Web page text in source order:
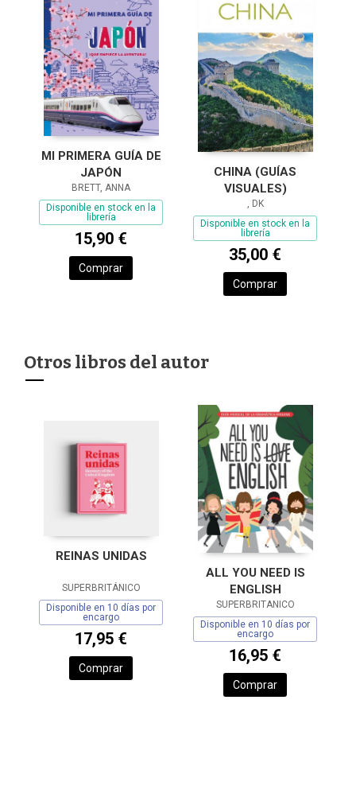
MI PRIMERA GUÍA DE
JAPÓN
BRETT, ANNA
Disponible en stock en la
librería
15,90 €
Comprar
CHINA (GUÍAS
VISUALES)
, DK
Disponible en stock en la
librería
35,00 €
Comprar
Otros libros del autor
REINAS UNIDAS
SUPERBRITÁNICO
Disponible en 10 días por
encargo
17,95 €
Comprar
ALL YOU NEED IS
ENGLISH
SUPERBRITANICO
Disponible en 10 días por
encargo
16,95 €
Comprar